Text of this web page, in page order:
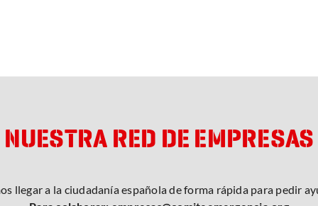
NUESTRA RED DE EMPRESAS
llegar a la ciudadanía española de forma rápida para pedir